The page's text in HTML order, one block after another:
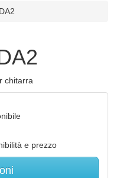
DA2
chitarra
e prezzo